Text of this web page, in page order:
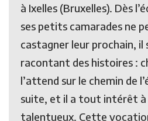
à Ixelles (Bruxelles). Dès
ses petits camarades ne
castagner leur prochain, il
racontant des histoires :
l’attend sur le chemin de
suite, et il a tout intérêt
talentueux. Cette